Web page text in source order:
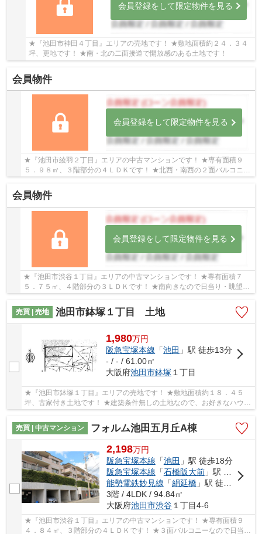
会員登録をして限定物件を見る
★『池田市神田４丁目』エリアの売地です！ ★敷地面積約２４．３４
坪、更地です！ ★南・北の二面接道で開放感のある土地です！
会員物件
会員登録をして限定物件を見る
★『池田市綾羽２丁目』エリアの中古マンションです！ ★専有面積９
５．９８㎡、３階部分の４ＬＤＫです！ ★北西・南西の２面バルコニー
会員物件
会員登録をして限定物件を見る
★『池田市渋谷１丁目』エリアの中古マンションです！ ★専有面積７
５．７５㎡、４階部分の３ＬＤＫです！ ★南向きなので日当り・眺望良
売買 | 売地
池田市鉢塚１丁目 土地
1,980万円
阪急宝塚本線 「池田 」駅 徒歩13分
- / - / 61.00㎡
大阪府池田市鉢塚１丁目
★『池田市鉢塚１丁目』エリアの売地です！ ★敷地面積約１８．４５
坪、古家付き土地です！ ★建築条件無しの土地なので、お好きなハウス
売買 | 中古マンション
フォルム池田五月丘A棟
2,198万円
阪急宝塚本線 「池田 」駅 徒歩18分
阪急宝塚本線 「石橋阪大前」駅 徒歩28分
能勢電鉄妙見線 「絹延橋」駅 徒歩30分
3階 / 4LDK / 94.84㎡
大阪府池田市渋谷１丁目4-6
★『池田市渋谷１丁目』エリアの中古マンションです！ ★専有面積９
４．８４㎡、３階部分の４ＬＤＫです！ ★３面バルコニーなので日当